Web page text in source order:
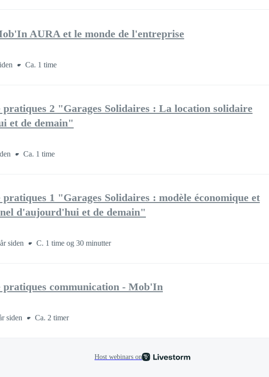
AURA et le monde de l'entreprise
Ca. 1 time
pratiques 2 "Garages Solidaires : La location solidaire
et de demain"
Ca. 1 time
pratiques 1 "Garages Solidaires : modèle économique et
d'aujourd'hui et de demain"
siden C. 1 time og 30 minutter
pratiques communication - Mob'In
siden Ca. 2 timer
Host webinars on